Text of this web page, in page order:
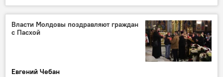
Новости
В Молдове
Политика
Общество
досрочные выборы
власть
Власти Молдовы поздравляют граждан
с Пасхой
Евгений Чебан